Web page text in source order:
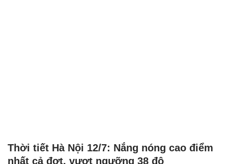
Thời tiết Hà Nội 12/7: Nắng nóng cao điểm
nhất cả đợt, vượt ngưỡng 38 độ